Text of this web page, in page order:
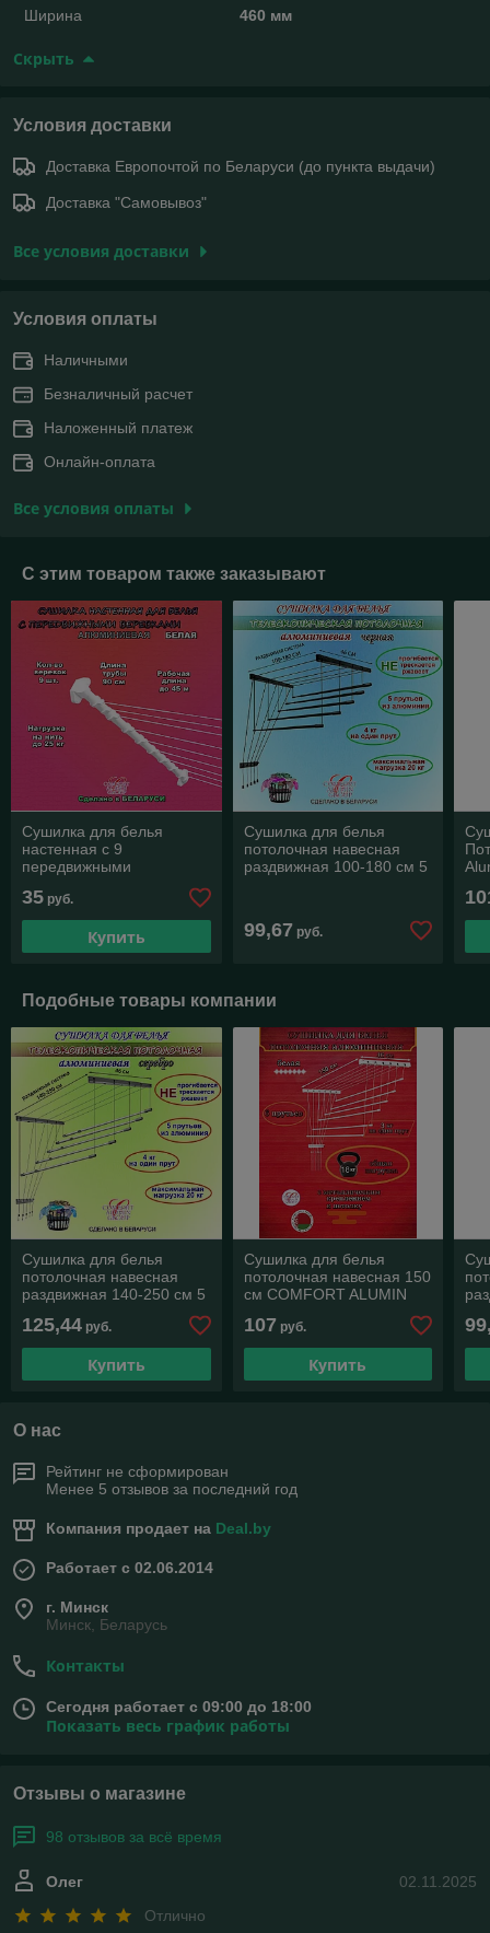
Ширина 460 мм
Скрыть
Условия доставки
Доставка Европочтой по Беларуси (до пункта выдачи)
Доставка "Самовывоз"
Все условия доставки
Условия оплаты
Наличными
Безналичный расчет
Наложенный платеж
Онлайн-оплата
Все условия оплаты
С этим товаром также заказывают
Сушилка для белья
настенная с 9
передвижными
ALUMIN GROUP белая
35 руб.
Купить
Сушилка для белья
потолочная навесная
раздвижная 100-180 см 5
99,67 руб.
см
Подобные товары компании
Сушилка для белья
потолочная навесная
раздвижная 140-250 см 5
телескопических прутьев
алюминиевая серебро
125,44 руб.
Купить
Сушилка для белья
потолочная навесная 150
см COMFORT ALUMIN
GROUP 6 алюминиевых
прутьев
107 руб.
Купить
О нас
Рейтинг не сформирован
Менее 5 отзывов за последний год
Компания продает на Deal.by
Работает с 02.06.2014
г. Минск
Минск, Беларусь
Контакты
Сегодня работает с 09:00 до 18:00
Показать весь график работы
Отзывы о магазине
98 отзывов за всё время
02.11.2025
Олег
Отлично